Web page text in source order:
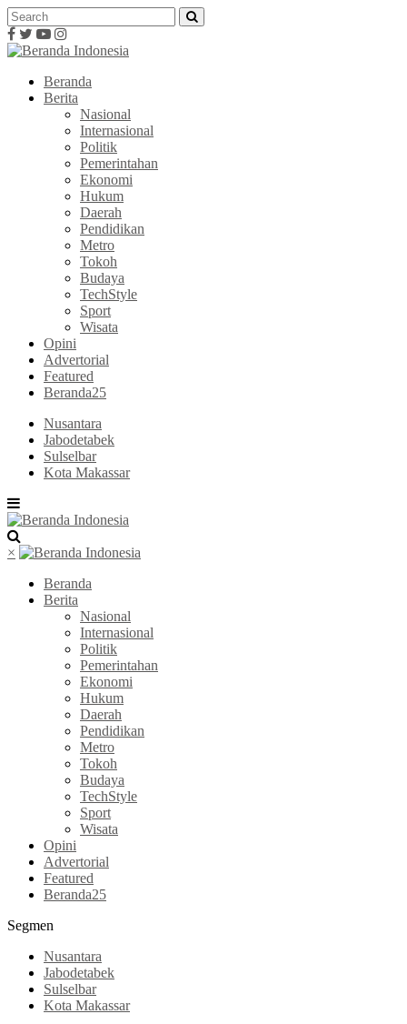
Beranda
Berita
Nasional
Internasional
Politik
Pemerintahan
Ekonomi
Hukum
Daerah
Pendidikan
Metro
Tokoh
Budaya
TechStyle
Sport
Wisata
Opini
Advertorial
Featured
Beranda25
Nusantara
Jabodetabek
Sulselbar
Kota Makassar
×
Beranda
Berita
Nasional
Internasional
Politik
Pemerintahan
Ekonomi
Hukum
Daerah
Pendidikan
Metro
Tokoh
Budaya
TechStyle
Sport
Wisata
Opini
Advertorial
Featured
Beranda25
Segmen
Nusantara
Jabodetabek
Sulselbar
Kota Makassar